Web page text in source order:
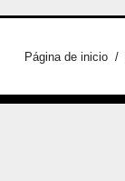
Página de inicio